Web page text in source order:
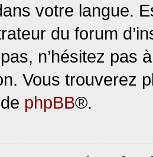
votre langue.
du forum
pas, n’hésitez pas
Vous trouverez
phpBB®.